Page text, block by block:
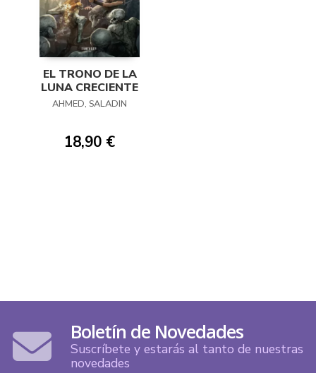
EL TRONO DE LA
LUNA CRECIENTE
AHMED, SALADIN
18,90 €
Boletín de Novedades
Suscríbete y estarás al tanto de nuestras
novedades